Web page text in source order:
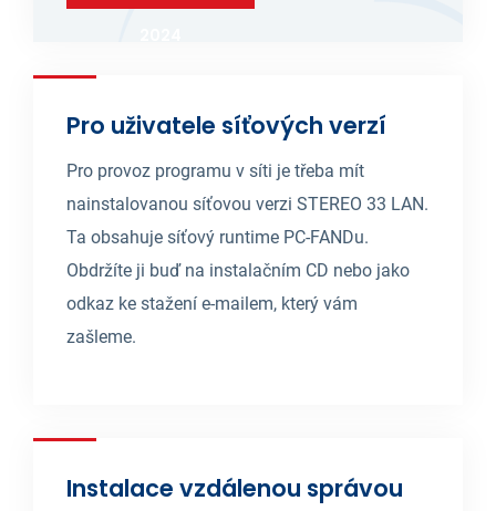
Pro uživatele síťových verzí
Pro provoz programu v síti je třeba mít
nainstalovanou síťovou verzi STEREO 33 LAN.
Ta obsahuje síťový runtime PC-FANDu.
Obdržíte ji buď na instalačním CD nebo jako
odkaz ke stažení e-mailem, který vám
zašleme.
Instalace vzdálenou správou